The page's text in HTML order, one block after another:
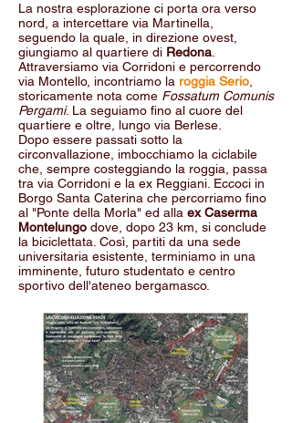
La nostra esplorazione ci porta ora verso
nord, a intercettare via Martinella,
seguendo la quale, in direzione ovest,
giungiamo al quartiere di Redona
Attraversiamo via Corridoni e percorrendo
via Montello, incontriamo la roggia Serio
storicamente nota come Fossatum Comunis
Pergami. La seguiamo fino al cuore del
quartiere e oltre, lungo via Berlese.
Dopo essere passati sotto la
circonvallazione, imbocchiamo la ciclabile
che, sempre costeggiando la roggia, passa
tra via Corridoni e la ex Reggiani. Eccoci in
Borgo Santa Caterina che percorriamo fino
al "Ponte della Morla" ed alla ex Caserma
Montelungo dove, dopo 23 km, si conclude
la biciclettata. Così, partiti da una sede
universitaria esistente, terminiamo in una
imminente, futuro studentato e centro
sportivo dell'ateneo bergamasco.